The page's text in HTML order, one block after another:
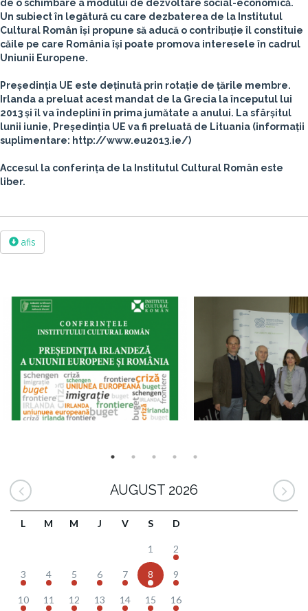
de o schimbare a modului de dezvoltare social-economică.
Un subiect în legătură cu care dezbaterea de la Institutul
Cultural Român își propune să aducă o contribuție îl constituie
căile pe care România își poate promova interesele în cadrul
Uniunii Europene.
Președinția UE este deținută prin rotație de țările membre.
Irlanda a preluat acest mandat de la Grecia la începutul lui
2013 și îl va îndeplini în prima jumătate a anului. La sfârșitul
lunii iunie, Președinția UE va fi preluată de Lituania (informații
suplimentare: http://www.eu2013.ie/)
Accesul la conferința de la Institutul Cultural Român este
liber.
afis
AUGUST 2026
L M M J V S D
1 2
3 4 5 6 7 8 9
10 11 12 13 14 15 16